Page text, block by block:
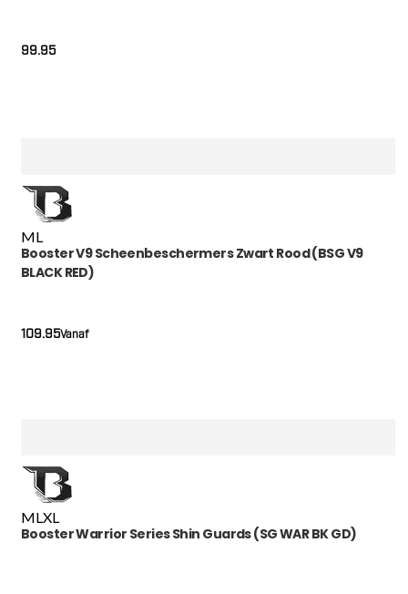
99.95
ML
Booster V9 Scheenbeschermers Zwart Rood (BSG V9
BLACK RED)
Vanaf
109.95
MLXL
Booster Warrior Series Shin Guards (SG WAR BK GD)